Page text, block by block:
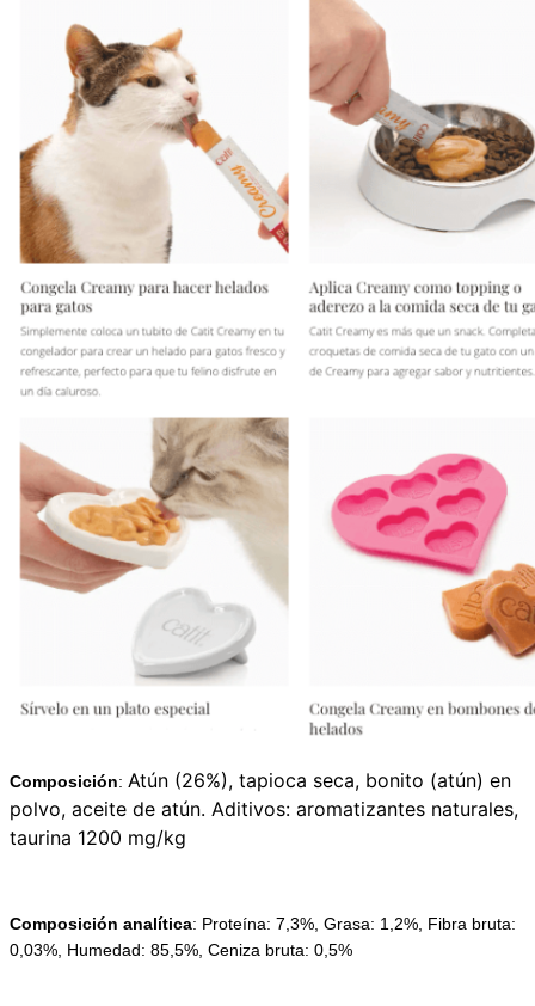
Composición: Atún (26%), tapioca seca, bonito (atún) en
polvo, aceite de atún. Aditivos: aromatizantes naturales,
taurina 1200 mg/kg
Composición analítica: Proteína: 7,3%, Grasa: 1,2%, Fibra bruta:
0,03%, Humedad: 85,5%, Ceniza bruta: 0,5%